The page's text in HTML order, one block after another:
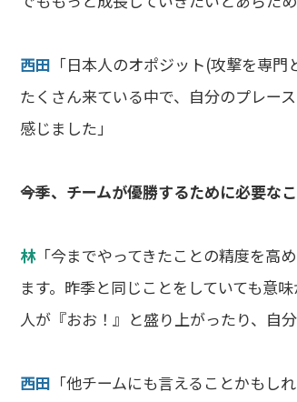
西田 「日本人のオポジット(攻撃を専
たくさん来ている中で、自分のプレー
感じました」
――今季、チームが優勝するために必要な
林「今までやってきたことの精度を高
ます。昨季と同じことをしていても意
人が『おお！』と盛り上がったり、自
西田 「他チームにも言えることかも